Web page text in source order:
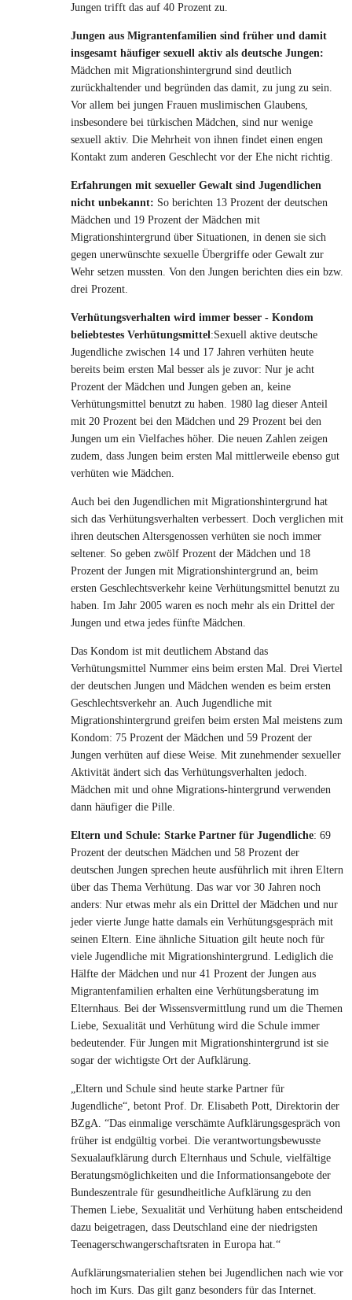
Jungen trifft das auf 40 Prozent zu.
Jungen aus Migrantenfamilien sind früher und damit
insgesamt häufiger sexuell aktiv als deutsche Jungen:
Mädchen mit Migrationshintergrund sind deutlich
zurückhaltender und begründen das damit, zu jung zu sein.
Vor allem bei jungen Frauen muslimischen Glaubens,
insbesondere bei türkischen Mädchen, sind nur wenige
sexuell aktiv. Die Mehrheit von ihnen findet einen engen
Kontakt zum anderen Geschlecht vor der Ehe nicht richtig.
Erfahrungen mit sexueller Gewalt sind Jugendlichen
nicht unbekannt: So berichten 13 Prozent der deutschen
Mädchen und 19 Prozent der Mädchen mit
Migrationshintergrund über Situationen, in denen sie sich
gegen unerwünschte sexuelle Übergriffe oder Gewalt zur
Wehr setzen mussten. Von den Jungen berichten dies ein bzw.
drei Prozent.
Verhütungsverhalten wird immer besser - Kondom
beliebtestes Verhütungsmittel:Sexuell aktive deutsche
Jugendliche zwischen 14 und 17 Jahren verhüten heute
bereits beim ersten Mal besser als je zuvor: Nur je acht
Prozent der Mädchen und Jungen geben an, keine
Verhütungsmittel benutzt zu haben. 1980 lag dieser Anteil
mit 20 Prozent bei den Mädchen und 29 Prozent bei den
Jungen um ein Vielfaches höher. Die neuen Zahlen zeigen
zudem, dass Jungen beim ersten Mal mittlerweile ebenso gut
verhüten wie Mädchen.
Auch bei den Jugendlichen mit Migrationshintergrund hat
sich das Verhütungsverhalten verbessert. Doch verglichen mit
ihren deutschen Altersgenossen verhüten sie noch immer
seltener. So geben zwölf Prozent der Mädchen und 18
Prozent der Jungen mit Migrationshintergrund an, beim
ersten Geschlechtsverkehr keine Verhütungsmittel benutzt zu
haben. Im Jahr 2005 waren es noch mehr als ein Drittel der
Jungen und etwa jedes fünfte Mädchen.
Das Kondom ist mit deutlichem Abstand das
Verhütungsmittel Nummer eins beim ersten Mal. Drei Viertel
der deutschen Jungen und Mädchen wenden es beim ersten
Geschlechtsverkehr an. Auch Jugendliche mit
Migrationshintergrund greifen beim ersten Mal meistens zum
Kondom: 75 Prozent der Mädchen und 59 Prozent der
Jungen verhüten auf diese Weise. Mit zunehmender sexueller
Aktivität ändert sich das Verhütungsverhalten jedoch.
Mädchen mit und ohne Migrations-hintergrund verwenden
dann häufiger die Pille.
Eltern und Schule: Starke Partner für Jugendliche: 69
Prozent der deutschen Mädchen und 58 Prozent der
deutschen Jungen sprechen heute ausführlich mit ihren Eltern
über das Thema Verhütung. Das war vor 30 Jahren noch
anders: Nur etwas mehr als ein Drittel der Mädchen und nur
jeder vierte Junge hatte damals ein Verhütungsgespräch mit
seinen Eltern. Eine ähnliche Situation gilt heute noch für
viele Jugendliche mit Migrationshintergrund. Lediglich die
Hälfte der Mädchen und nur 41 Prozent der Jungen aus
Migrantenfamilien erhalten eine Verhütungsberatung im
Elternhaus. Bei der Wissensvermittlung rund um die Themen
Liebe, Sexualität und Verhütung wird die Schule immer
bedeutender. Für Jungen mit Migrationshintergrund ist sie
sogar der wichtigste Ort der Aufklärung.
„Eltern und Schule sind heute starke Partner für
Jugendliche“, betont Prof. Dr. Elisabeth Pott, Direktorin der
BZgA. “Das einmalige verschämte Aufklärungsgespräch von
früher ist endgültig vorbei. Die verantwortungsbewusste
Sexualaufklärung durch Elternhaus und Schule, vielfältige
Beratungsmöglichkeiten und die Informationsangebote der
Bundeszentrale für gesundheitliche Aufklärung zu den
Themen Liebe, Sexualität und Verhütung haben entscheidend
dazu beigetragen, dass Deutschland eine der niedrigsten
Teenagerschwangerschaftsraten in Europa hat.“
Aufklärungsmaterialien stehen bei Jugendlichen nach wie vor
hoch im Kurs. Das gilt ganz besonders für das Internet.